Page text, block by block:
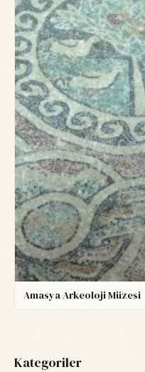
Amasya Arkeoloji Müzesi
Kategoriler